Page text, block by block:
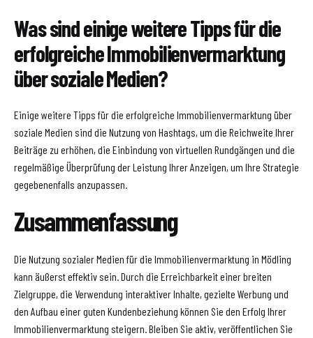
Was sind einige weitere Tipps für die
erfolgreiche Immobilienvermarktung
über soziale Medien?
Einige weitere Tipps für die erfolgreiche Immobilienvermarktung über
soziale Medien sind die Nutzung von Hashtags, um die Reichweite Ihrer
Beiträge zu erhöhen, die Einbindung von virtuellen Rundgängen und die
regelmäßige Überprüfung der Leistung Ihrer Anzeigen, um Ihre Strategie
gegebenenfalls anzupassen.
Zusammenfassung
Die Nutzung sozialer Medien für die Immobilienvermarktung in Mödling
kann äußerst effektiv sein. Durch die Erreichbarkeit einer breiten
Zielgruppe, die Verwendung interaktiver Inhalte, gezielte Werbung und
den Aufbau einer guten Kundenbeziehung können Sie den Erfolg Ihrer
Immobilienvermarktung steigern. Bleiben Sie aktiv, veröffentlichen Sie